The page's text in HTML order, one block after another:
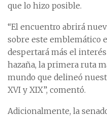
que lo hizo posible.
“El encuentro abrirá
sobre este emblemático
despertará más el
hazaña, la primera ruta
mundo que delineó
XVI y XIX”, comentó.
Adicionalmente, la